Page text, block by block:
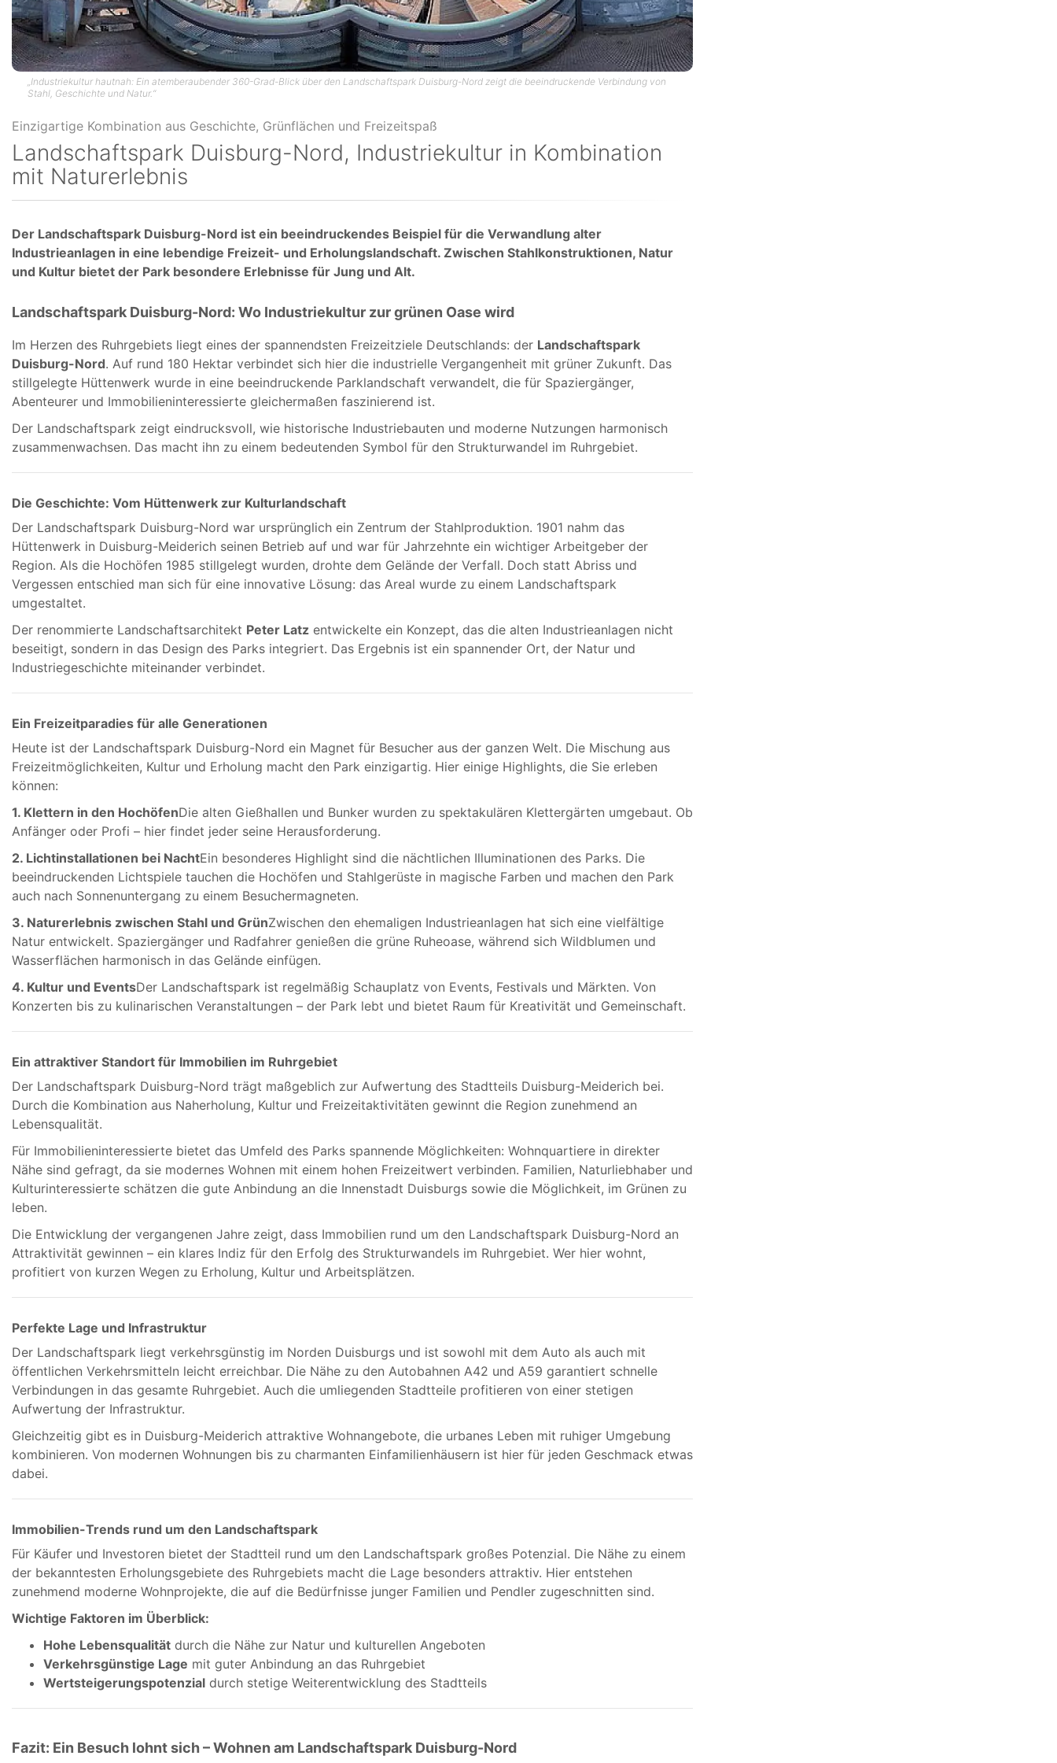
„Industriekultur hautnah: Ein atemberaubender 360-Grad-Blick über den Landschaftspark Duisburg-Nord zeigt die beeindruckende Verbindung von
Stahl, Geschichte und Natur.“
Landschaftspark Duisburg-Nord, Industriekultur in Kombination
mit Naturerlebnis
Der Landschaftspark Duisburg-Nord ist ein beeindruckendes Beispiel für die Verwandlung alter
Industrieanlagen in eine lebendige Freizeit- und Erholungslandschaft. Zwischen Stahlkonstruktionen, Natur
und Kultur bietet der Park besondere Erlebnisse für Jung und Alt.
Landschaftspark Duisburg-Nord: Wo Industriekultur zur grünen Oase wird
Im Herzen des Ruhrgebiets liegt eines der spannendsten Freizeitziele Deutschlands: der Landschaftspark
Duisburg-Nord. Auf rund 180 Hektar verbindet sich hier die industrielle Vergangenheit mit grüner Zukunft. Das
stillgelegte Hüttenwerk wurde in eine beeindruckende Parklandschaft verwandelt, die für Spaziergänger,
Abenteurer und Immobilieninteressierte gleichermaßen faszinierend ist.
Der Landschaftspark zeigt eindrucksvoll, wie historische Industriebauten und moderne Nutzungen harmonisch
zusammenwachsen. Das macht ihn zu einem bedeutenden Symbol für den Strukturwandel im Ruhrgebiet.
Die Geschichte: Vom Hüttenwerk zur Kulturlandschaft
Der Landschaftspark Duisburg-Nord war ursprünglich ein Zentrum der Stahlproduktion. 1901 nahm das
Hüttenwerk in Duisburg-Meiderich seinen Betrieb auf und war für Jahrzehnte ein wichtiger Arbeitgeber der
Region. Als die Hochöfen 1985 stillgelegt wurden, drohte dem Gelände der Verfall. Doch statt Abriss und
Vergessen entschied man sich für eine innovative Lösung: das Areal wurde zu einem Landschaftspark
umgestaltet.
Der renommierte Landschaftsarchitekt Peter Latz entwickelte ein Konzept, das die alten Industrieanlagen nicht
beseitigt, sondern in das Design des Parks integriert. Das Ergebnis ist ein spannender Ort, der Natur und
Industriegeschichte miteinander verbindet.
Ein Freizeitparadies für alle Generationen
Heute ist der Landschaftspark Duisburg-Nord ein Magnet für Besucher aus der ganzen Welt. Die Mischung aus
Freizeitmöglichkeiten, Kultur und Erholung macht den Park einzigartig. Hier einige Highlights, die Sie erleben
können:
1. Klettern in den HochöfenDie alten Gießhallen und Bunker wurden zu spektakulären Klettergärten umgebaut. Ob
Anfänger oder Profi – hier findet jeder seine Herausforderung.
2. Lichtinstallationen bei NachtEin besonderes Highlight sind die nächtlichen Illuminationen des Parks. Die
beeindruckenden Lichtspiele tauchen die Hochöfen und Stahlgerüste in magische Farben und machen den Park
auch nach Sonnenuntergang zu einem Besuchermagneten.
3. Naturerlebnis zwischen Stahl und GrünZwischen den ehemaligen Industrieanlagen hat sich eine vielfältige
Natur entwickelt. Spaziergänger und Radfahrer genießen die grüne Ruheoase, während sich Wildblumen und
Wasserflächen harmonisch in das Gelände einfügen.
4. Kultur und EventsDer Landschaftspark ist regelmäßig Schauplatz von Events, Festivals und Märkten. Von
Konzerten bis zu kulinarischen Veranstaltungen – der Park lebt und bietet Raum für Kreativität und Gemeinschaft.
Ein attraktiver Standort für Immobilien im Ruhrgebiet
Der Landschaftspark Duisburg-Nord trägt maßgeblich zur Aufwertung des Stadtteils Duisburg-Meiderich bei.
Durch die Kombination aus Naherholung, Kultur und Freizeitaktivitäten gewinnt die Region zunehmend an
Lebensqualität.
Für Immobilieninteressierte bietet das Umfeld des Parks spannende Möglichkeiten: Wohnquartiere in direkter
Nähe sind gefragt, da sie modernes Wohnen mit einem hohen Freizeitwert verbinden. Familien, Naturliebhaber und
Kulturinteressierte schätzen die gute Anbindung an die Innenstadt Duisburgs sowie die Möglichkeit, im Grünen zu
leben.
Die Entwicklung der vergangenen Jahre zeigt, dass Immobilien rund um den Landschaftspark Duisburg-Nord an
Attraktivität gewinnen – ein klares Indiz für den Erfolg des Strukturwandels im Ruhrgebiet. Wer hier wohnt,
profitiert von kurzen Wegen zu Erholung, Kultur und Arbeitsplätzen.
Perfekte Lage und Infrastruktur
Der Landschaftspark liegt verkehrsgünstig im Norden Duisburgs und ist sowohl mit dem Auto als auch mit
öffentlichen Verkehrsmitteln leicht erreichbar. Die Nähe zu den Autobahnen A42 und A59 garantiert schnelle
Verbindungen in das gesamte Ruhrgebiet. Auch die umliegenden Stadtteile profitieren von einer stetigen
Aufwertung der Infrastruktur.
Gleichzeitig gibt es in Duisburg-Meiderich attraktive Wohnangebote, die urbanes Leben mit ruhiger Umgebung
kombinieren. Von modernen Wohnungen bis zu charmanten Einfamilienhäusern ist hier für jeden Geschmack etwas
dabei.
Immobilien-Trends rund um den Landschaftspark
Für Käufer und Investoren bietet der Stadtteil rund um den Landschaftspark großes Potenzial. Die Nähe zu einem
der bekanntesten Erholungsgebiete des Ruhrgebiets macht die Lage besonders attraktiv. Hier entstehen
zunehmend moderne Wohnprojekte, die auf die Bedürfnisse junger Familien und Pendler zugeschnitten sind.
Wichtige Faktoren im Überblick:
Hohe Lebensqualität durch die Nähe zur Natur und kulturellen Angeboten
Verkehrsgünstige Lage mit guter Anbindung an das Ruhrgebiet
Wertsteigerungspotenzial durch stetige Weiterentwicklung des Stadtteils
Fazit: Ein Besuch lohnt sich – Wohnen am Landschaftspark Duisburg-Nord